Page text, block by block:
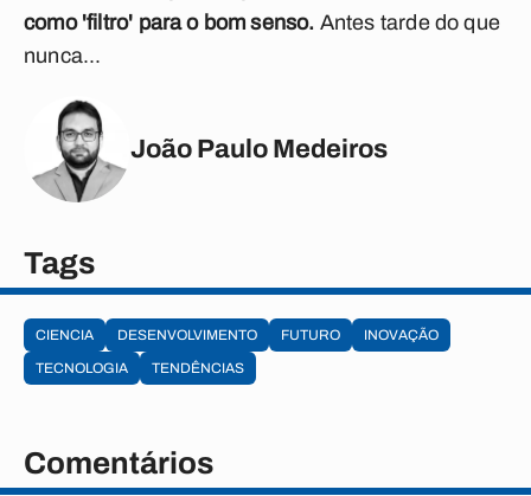
como 'filtro' para o bom senso. Antes tarde do que
nunca...
João Paulo Medeiros
Tags
CIENCIA DESENVOLVIMENTO FUTURO
INOVAÇÃO
TECNOLOGIA
TENDÊNCIAS
Comentários